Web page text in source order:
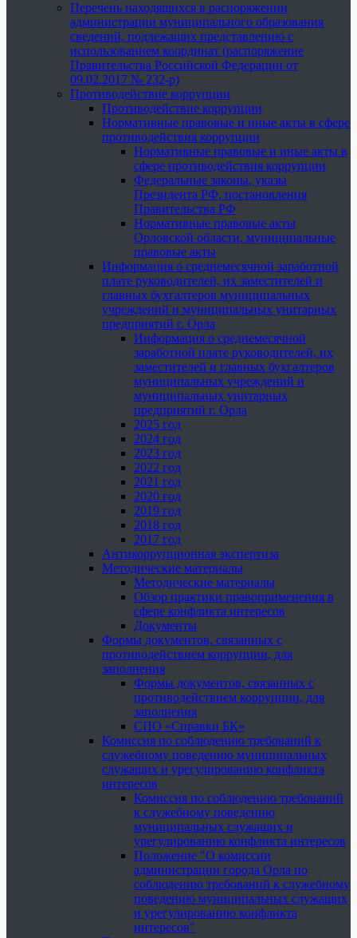
Перечень находящихся в распоряжении
администрации муниципального образования
сведений, подлежащих представлению с
использованием координат (распоряжение
Правительства Российской Федерации от
09.02.2017 № 232-р)
Противодействие коррупции
Противодействие коррупции
Нормативные правовые и иные акты в сфере
противодействия коррупции
Нормативные правовые и иные акты в
сфере противодействия коррупции
Федеральные законы, указы
Президента РФ, постановления
Правительства РФ
Нормативные правовые акты
Орловской области, муниципальные
правовые акты
Информация о среднемесячной заработной
плате руководителей, их заместителей и
главных бухгалтеров муниципальных
учреждений и муниципальных унитарных
предприятий г. Орла
Информация о среднемесячной
заработной плате руководителей, их
заместителей и главных бухгалтеров
муниципальных учреждений и
муниципальных унитарных
предприятий г. Орла
2025 год
2024 год
2023 год
2022 год
2021 год
2020 год
2019 год
2018 год
2017 год
Антикоррупционная экспертиза
Методические материалы
Методические материалы
Обзор практики правоприменения в
сфере конфликта интересов
Документы
Формы документов, связанных с
противодействием коррупции, для
заполнения
Формы документов, связанных с
противодействием коррупции, для
заполнения
СПО «Справки БК»
Комиссия по соблюдению требований к
служебному поведению муниципальных
служащих и урегулированию конфликта
интересов
Комиссия по соблюдению требований
к служебному поведению
муниципальных служащих и
урегулированию конфликта интересов
Положение "О комиссии
администрации города Орла по
соблюдению требований к служебному
поведению муниципальных служащих
и урегулированию конфликта
интересов"